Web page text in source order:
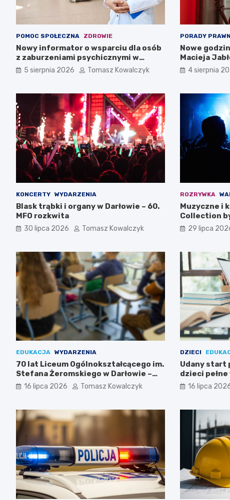
POMOC SPOŁECZNA ZDROWIE
Nowy informator o wsparciu dla osób
z zaburzeniami psychicznymi w
Zachodniopomorskiem na 2026 rok
5 sierpnia 2026 Tomasz Kowalczyk
PORADY
Nowe
Macieja
4 sierpnia
KONCERTY WYDARZENIA
Blask trąbki i organy w Darłowie – 60.
MFO rozkwita
30 lipca 2026 Tomasz Kowalczyk
ROZRYWKA
Muzyczne i
Collection
29 lipca
EDUKACJA WYDARZENIA
70 lat Liceum Ogólnokształcącego im.
Stefana Żeromskiego w Darłowie –
Świętuj z nami!
16 lipca 2026 Tomasz Kowalczyk
DZIECI
Udany start
dzieci
16 lipca